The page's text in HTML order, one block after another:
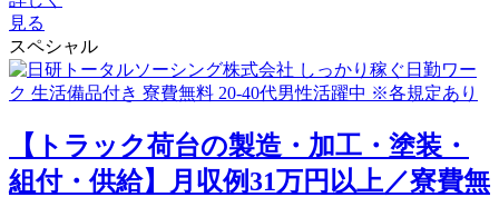
見る
スペシャル
【トラック荷台の製造・加工・塗装・
組付・供給】月収例31万円以上／寮費無